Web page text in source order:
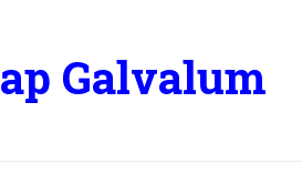
Galvalum